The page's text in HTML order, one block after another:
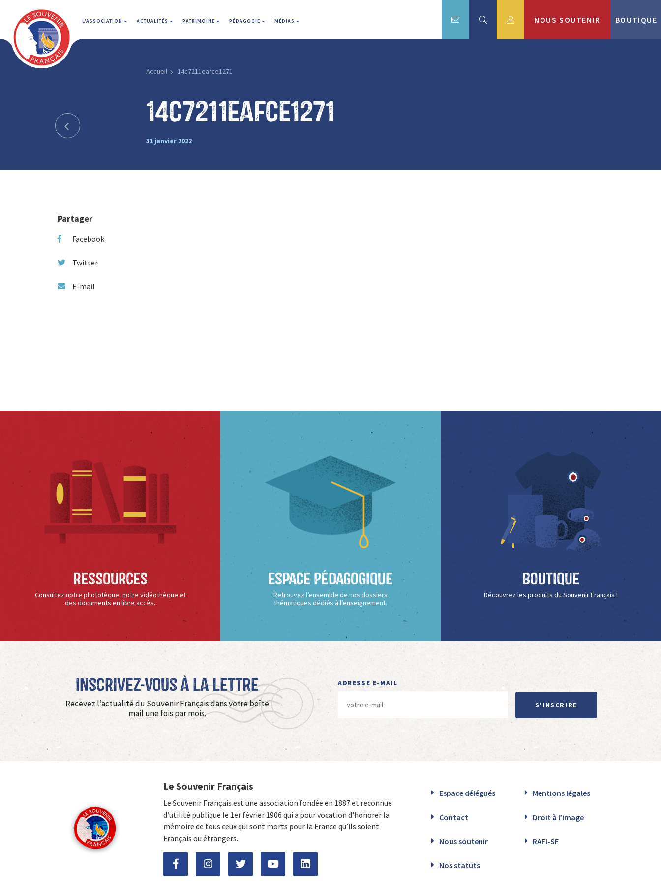
L'ASSOCIATION ACTUALITÉS PATRIMOINE PÉDAGOGIE MÉDIAS NOUS SOUTENIR BOUTIQUE
Accueil 14c7211eafce1271
14c7211eafce1271
31 janvier 2022
Partager
Facebook
Twitter
E-mail
Ressources
Consultez notre phototèque, notre vidéothèque et
des documents en libre accès.
Espace Pédagogique
Retrouvez l’ensemble de nos dossiers
thématiques dédiés à l’enseignement.
Boutique
Découvrez les produits du Souvenir Français !
Inscrivez-vous à La Lettre
Recevez l’actualité du Souvenir Français dans votre boîte
mail une fois par mois.
ADRESSE E-MAIL
S'INSCRIRE
Le Souvenir Français
Le Souvenir Français est une association fondée en 1887 et reconnue
d’utilité publique le 1er février 1906 qui a pour vocation d'honorer la
mémoire de tous ceux qui sont morts pour la France qu’ils soient
Français ou étrangers.
Espace délégués Mentions légales
Contact Droit à l’image
Nous soutenir RAFI-SF
Nos statuts